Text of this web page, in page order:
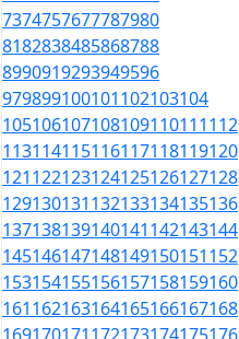
7374757677787980
8182838485868788
8990919293949596
979899100101102103104
105106107108109110111112
113114115116117118119120
121122123124125126127128
129130131132133134135136
137138139140141142143144
145146147148149150151152
153154155156157158159160
161162163164165166167168